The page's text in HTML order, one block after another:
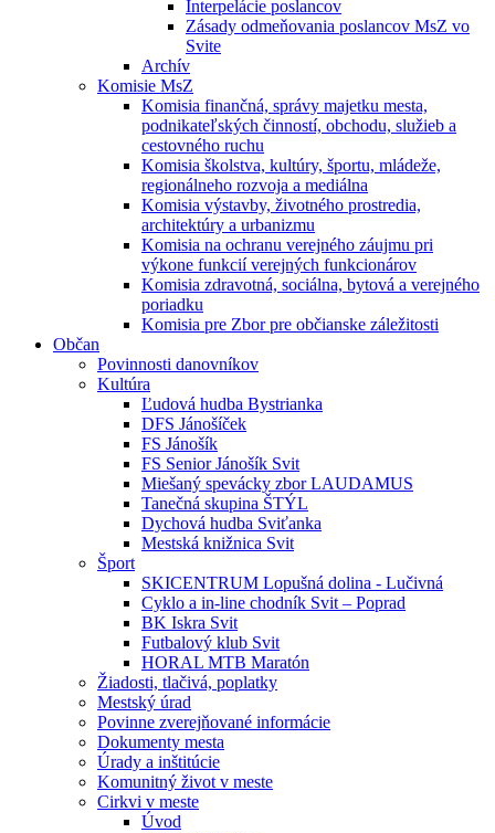
Interpelácie poslancov
Zásady odmeňovania poslancov MsZ vo
Svite
Archív
Komisie MsZ
Komisia finančná, správy majetku mesta,
podnikateľských činností, obchodu, služieb a
cestovného ruchu
Komisia školstva, kultúry, športu, mládeže,
regionálneho rozvoja a mediálna
Komisia výstavby, životného prostredia,
architektúry a urbanizmu
Komisia na ochranu verejného záujmu pri
výkone funkcií verejných funkcionárov
Komisia zdravotná, sociálna, bytová a verejného
poriadku
Komisia pre Zbor pre občianske záležitosti
Občan
Povinnosti danovníkov
Kultúra
Ľudová hudba Bystrianka
DFS Jánošíček
FS Jánošík
FS Senior Jánošík Svit
Miešaný spevácky zbor LAUDAMUS
Tanečná skupina ŠTÝL
Dychová hudba Sviťanka
Mestská knižnica Svit
Šport
SKICENTRUM Lopušná dolina - Lučivná
Cyklo a in-line chodník Svit – Poprad
BK Iskra Svit
Futbalový klub Svit
HORAL MTB Maratón
Žiadosti, tlačivá, poplatky
Mestský úrad
Povinne zverejňované informácie
Dokumenty mesta
Úrady a inštitúcie
Komunitný život v meste
Cirkvi v meste
Úvod